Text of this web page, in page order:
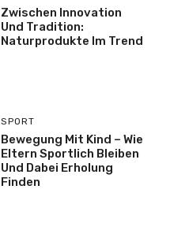
Zwischen Innovation
Und Tradition:
Naturprodukte Im Trend
SPORT
Bewegung Mit Kind – Wie
Eltern Sportlich Bleiben
Und Dabei Erholung
Finden